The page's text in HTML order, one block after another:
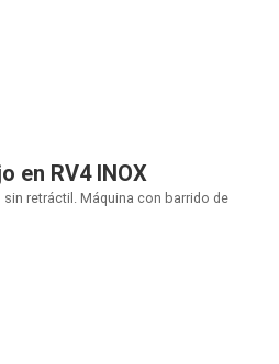
en RV4 INOX
retráctil. Máquina con barrido de